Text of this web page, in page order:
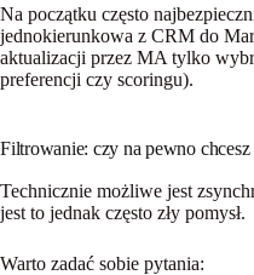
Na początku często
jednokierunkowa z CRM do
aktualizacji przez MA tylko
preferencji czy scoringu).
Filtrowanie: czy na pewno
Technicznie możliwe jest
jest to jednak często zły pomysł.
Warto zadać sobie pytania: